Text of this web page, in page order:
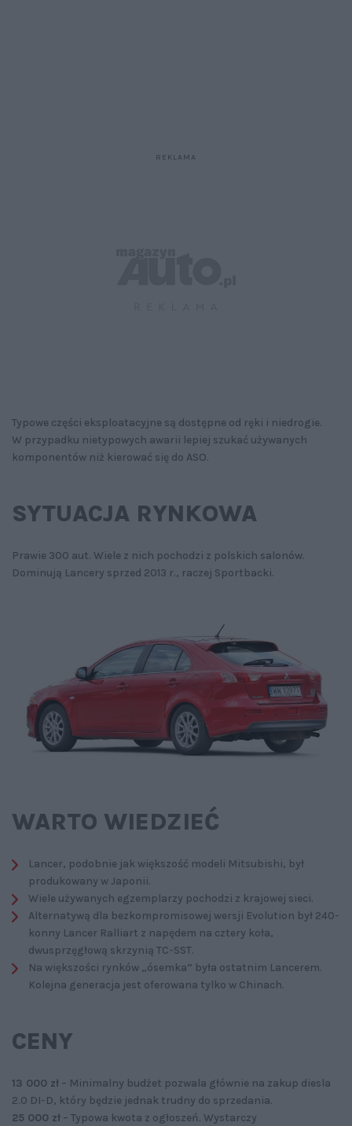
Typowe części eksploatacyjne są dostępne od ręki i niedrogie.
W przypadku nietypowych awarii lepiej szukać używanych
komponentów niż kierować się do ASO.
SYTUACJA RYNKOWA
Prawie 300 aut. Wiele z nich pochodzi z polskich salonów.
Dominują Lancery sprzed 2013 r., raczej Sportbacki.
WARTO WIEDZIEĆ
Lancer, podobnie jak większość modeli Mitsubishi, był
produkowany w Japonii.
Wiele używanych egzemplarzy pochodzi z krajowej sieci.
Alternatywą dla bezkompromisowej wersji Evolution był 240-
konny Lancer Ralliart z napędem na cztery koła,
dwusprzęgłową skrzynią TC-SST.
Na większości rynków „ósemka” była ostatnim Lancerem.
Kolejna generacja jest oferowana tylko w Chinach.
CENY
13 000 zł – Minimalny budżet pozwala głównie na zakup diesla
2.0 DI-D, który będzie jednak trudny do sprzedania.
25 000 zł – Typowa kwota z ogłoszeń. Wystarczy